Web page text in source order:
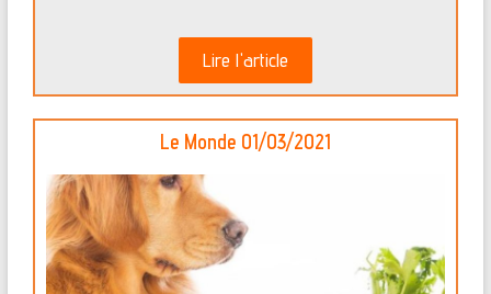
Lire l'article
Le Monde 01/03/2021